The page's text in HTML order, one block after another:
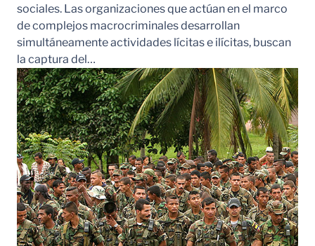
sociales. Las organizaciones que actúan en el marco
de complejos macrocriminales desarrollan
simultáneamente actividades lícitas e ilícitas, buscan
la captura del…